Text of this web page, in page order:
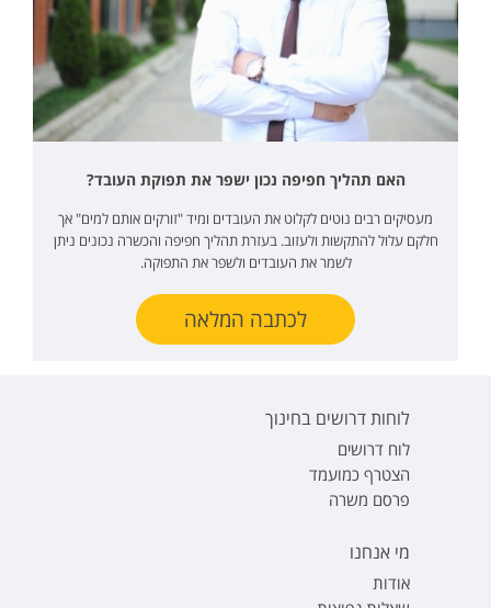
האם תהליך חפיפה נכון ישפר את תפוקת העובד?
מעסיקים רבים נוטים לקלוט את העובדים ומיד "זורקים אותם למים" אך
חלקם עלול להתקשות ולעזוב. בעזרת תהליך חפיפה והכשרה נכונים ניתן
לשמר את העובדים ולשפר את התפוקה.
לכתבה המלאה
לוחות דרושים בחינוך
לוח דרושים
הצטרף כמועמד
פרסם משרה
מי אנחנו
אודות